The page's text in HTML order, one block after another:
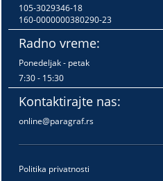
105-3029346-18
160-0000000380290-23
Radno vreme:
Ponedeljak - petak
7:30 - 15:30
Kontaktirajte nas:
online@paragraf.rs
Politika privatnosti